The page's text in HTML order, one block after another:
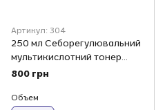
Артикул: 304
250 мл Себорегулювальний
мультикислотний тонер
рн=4,2 Smart4Derma
800 грн
Объем